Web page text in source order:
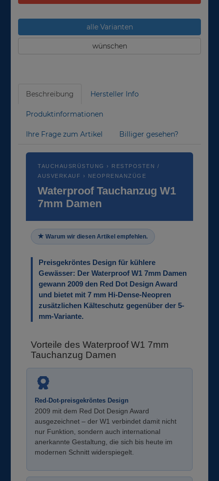
alle Varianten
wünschen
Beschreibung Hersteller Info
Produktinformationen
Ihre Frage zum Artikel Billiger gesehen?
TAUCHAUSRÜSTUNG › RESTPOSTEN /
AUSVERKAUF › NEOPRENANZÜGE
Waterproof Tauchanzug W1
7mm Damen
Warum wir diesen Artikel empfehlen.
Preisgekröntes Design für kühlere
Gewässer: Der Waterproof W1 7mm Damen
gewann 2009 den Red Dot Design Award
und bietet mit 7 mm Hi-Dense-Neopren
zusätzlichen Kälteschutz gegenüber der 5-
mm-Variante.
Vorteile des Waterproof W1 7mm
Tauchanzug Damen
Red-Dot-preisgekröntes Design
2009 mit dem Red Dot Design Award
ausgezeichnet – der W1 verbindet damit nicht
nur Funktion, sondern auch international
anerkannte Gestaltung, die sich bis heute im
modernen Schnitt widerspiegelt.